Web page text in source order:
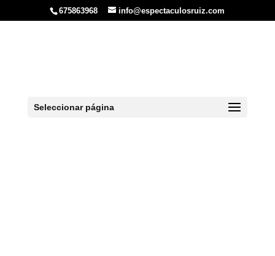
675863968 info@espectaculosruiz.com
Seleccionar página